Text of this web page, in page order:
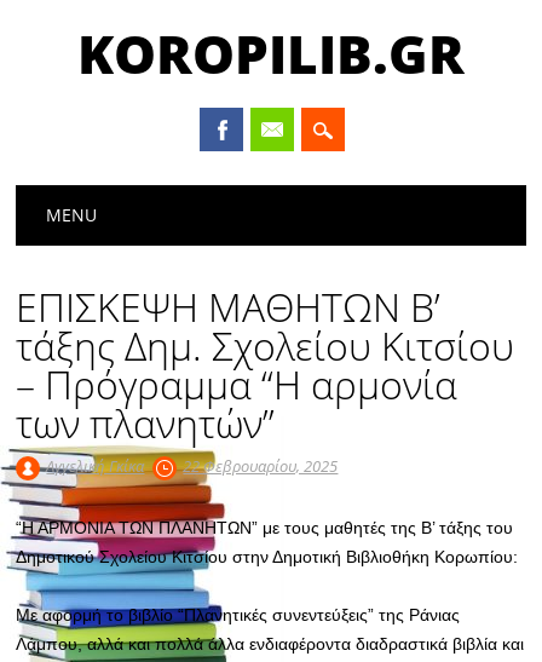
KOROPILIB.GR
Main menu
MENU
ΕΠΙΣΚΕΨΗ ΜΑΘΗΤΩΝ Β’
τάξης Δημ. Σχολείου Κιτσίου
– Πρόγραμμα “Η αρμονία
των πλανητών”
Αγγελική Γκίκα 22 Φεβρουαρίου, 2025
“Η ΑΡΜΟΝΙΑ ΤΩΝ ΠΛΑΝΗΤΩΝ” με τους μαθητές της Β’ τάξης του
Δημοτικού Σχολείου Κιτσίου στην Δημοτική Βιβλιοθήκη Κορωπίου:
Με αφορμή το βιβλίο “Πλανητικές συνεντεύξεις” της Ράνιας
Λάμπου, αλλά και πολλά άλλα ενδιαφέροντα διαδραστικά βιβλία και